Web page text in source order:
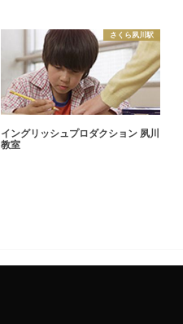
さくら夙川駅
イングリッシュプロダクション 夙川
教室